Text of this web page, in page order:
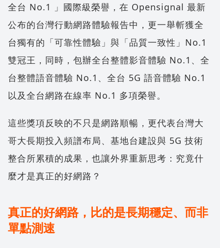
全台 No.1 」國際級榮譽，在 Opensignal 最新
公布的台灣行動網路體驗報告中，更一舉斬獲全
台獨有的「可靠性體驗」與「品質一致性」No.1
雙冠王，同時，包辦全台整體影音體驗 No.1、全
台整體語音體驗 No.1、全台 5G 語音體驗 No.1
以及全台網路在線率 No.1 多項榮譽。
這些獎項反映的不只是網路順暢，更代表台灣大
哥大長期投入頻譜布局、基地台建設與 5G 技術
整合所累積的成果，也讓外界重新思考：究竟什
麼才是真正的好網路？
真正的好網路，比的是長期穩定、而非
單點測速